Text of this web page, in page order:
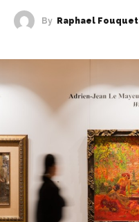
By Raphael Fouquet